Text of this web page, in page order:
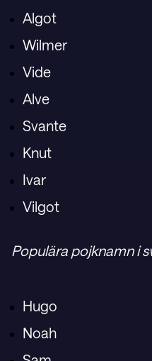
Algot
Wilmer
Vide
Alve
Svante
Knut
Ivar
Vilgot
Populära pojknamn i
Hugo
Noah